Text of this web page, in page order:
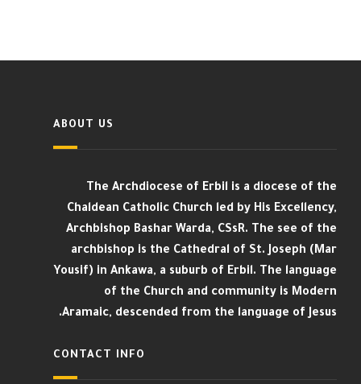
ABOUT US
The Archdiocese of Erbil is a diocese of the
Chaldean Catholic Church led by His Excellency,
Archbishop Bashar Warda, CSsR. The see of the
archbishop is the Cathedral of St. Joseph (Mar
Yousif) in Ankawa, a suburb of Erbil. The language
of the Church and community is Modern
Aramaic, descended from the language of Jesus.
CONTACT INFO